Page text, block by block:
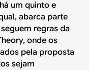
um quinto e
abarca parte
regras da
onde os
pela proposta
sejam